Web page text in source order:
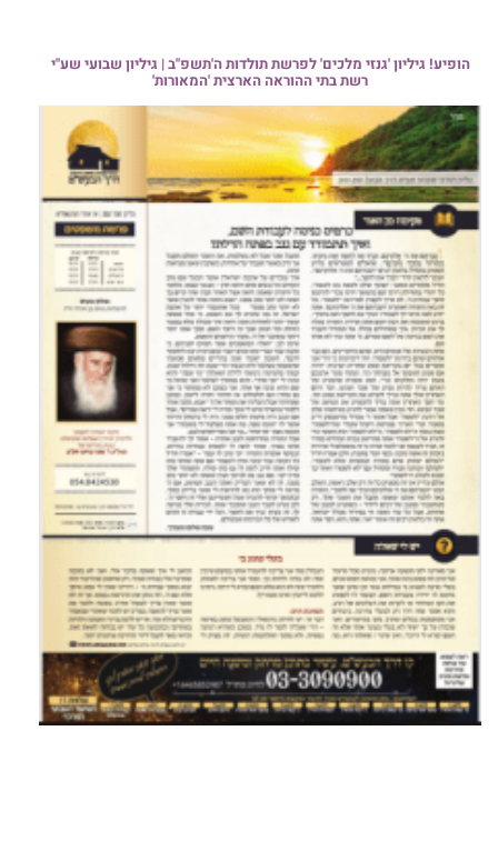
הופיע! גיליון 'גנזי מלכים' לפרשת תולדות ה'תשפ"ב | גיליון שבועי שע"י
רשת בתי ההוראה הארצית 'המאורות'